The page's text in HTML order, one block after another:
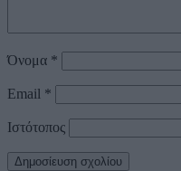
Όνομα *
Email *
Ιστότοπος